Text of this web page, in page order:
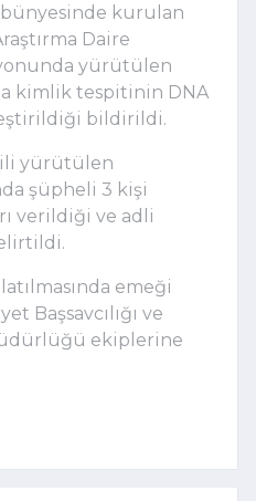
bünyesinde kurulan
Daire
yürütülen
kimlik tespitinin DNA
bildirildi.
yürütülen
şüpheli 3 kişi
verildiği ve adli
emeği
Başsavcılığı ve
ekiplerine